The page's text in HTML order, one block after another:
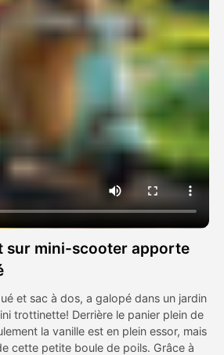
▼
▼
▼
tous les modèles
sur mini-scooter apporte
et sac à dos, a galopé dans un jardin
trottinette! Derrière le panier plein de
la vanille est en plein essor, mais
cette petite boule de poils. Grâce à